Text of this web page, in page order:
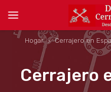
Hogar Cerrajero en
Cerrajero